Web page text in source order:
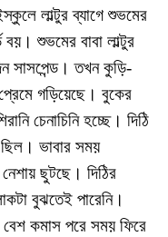
লাল্টুর ব্যাগে শুভমের
বয়। শুভমের বাবা লাল্টুর
সাসপেন্ড। তখন কুড়ি-
গড়িয়েছে। বুকের
চেনাচিনি হচ্ছে। দিঠি
ভাবার সময়
ছুটছে। দিঠির
বুঝতেই পারেনি।
কমাস পরে সময় ফিরে